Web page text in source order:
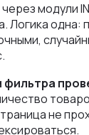
модули
Логика одна:
не